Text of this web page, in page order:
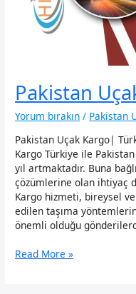
Pakistan
Yorum bırakın / Pakistan
Pakistan Uçak Kargo|
Kargo Türkiye ile
yıl artmaktadır. Buna
çözümlerine olan ihtiyaç
Kargo hizmeti, bireysel
edilen taşıma
önemli olduğu
Pakistan
Read More »